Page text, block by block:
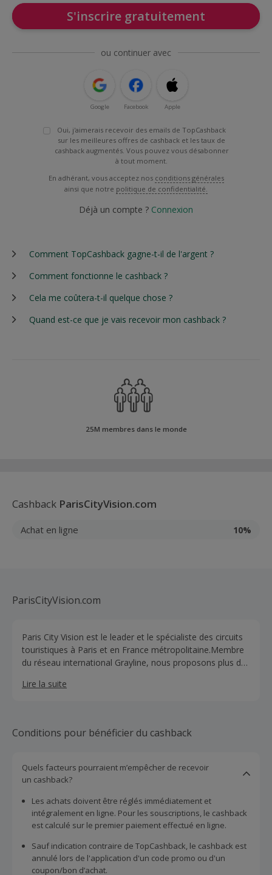
S'inscrire gratuitement
ou continuer avec
Google Facebook Apple
Oui, j'aimerais recevoir des emails de TopCashback
sur les meilleures offres de cashback et les taux de
cashback augmentés. Vous pouvez vous désabonner
à tout moment.
En adhérant, vous acceptez nos conditions générales
ainsi que notre politique de confidentialité.
Déjà un compte ? Connexion
Comment TopCashback gagne-t-il de l'argent ?
Comment fonctionne le cashback ?
Cela me coûtera-t-il quelque chose ?
Quand est-ce que je vais recevoir mon cashback ?
25M membres dans le monde
Cashback ParisCityVision.com
Achat en ligne 10%
ParisCityVision.com
Paris City Vision est le leader et le spécialiste des circuits
touristiques à Paris et en France métropolitaine.Membre
du réseau international Grayline, nous proposons plus de
Paris, Versailles, Giverny, le Mont Saint Michel, les
Lire la suite
Conditions pour bénéficier du cashback
Quels facteurs pourraient m’empêcher de recevoir
un cashback?
Les achats doivent être réglés immédiatement et
intégralement en ligne. Pour les souscriptions, le cashback
est calculé sur le premier paiement effectué en ligne.
Sauf indication contraire de TopCashback, le cashback est
annulé lors de l'application d'un code promo ou d'un
coupon/bon d’achat.